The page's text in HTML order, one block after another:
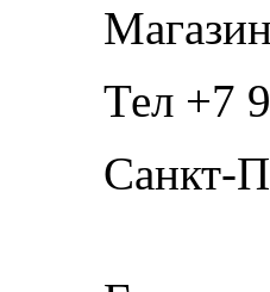
Тел +7
Санкт-